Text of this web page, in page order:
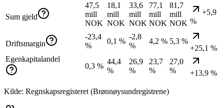
Sum gjeld
47,5
mill
NOK
18,1
mill
NOK
33,6
mill
NOK
77,1
mill
NOK
81,7
mill
NOK
+5,9
%
Driftsmargin
-23,4
%
0,1 %
-2,8
%
4,2 % 5,3 %
+25,1 %
Egenkapitalandel
0,3 %
44,4
%
26,9
%
23,7
%
27,0
%
+13,9 %
Kilde: Regnskapsregisteret (Brønnøysundregistrene)